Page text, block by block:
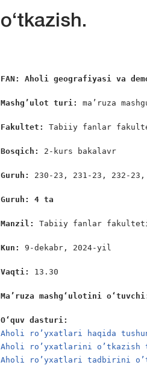
o‘tkazish.
FAN: Aholi geografiyasi va
Mashg’ulot turi: ma’ruza
Fakultet: Tabiiy fanlar
Bosqich: 2-kurs bakalavr
Guruh: 230-23, 231-23, 232-23,
Guruh: 4 ta
Manzil: Tabiiy fanlar
Kun: 9-dekabr, 2024-yil
Vaqti: 13.30
Ma’ruza mashg‘ulotini
O‘quv dasturi:
Aholi ro’yxatlari haqida
Aholi ro’yxatlarini
Aholi ro’yxatlari tadbirini